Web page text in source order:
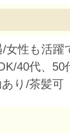
女性も活躍
40代、50
り/茶髪可